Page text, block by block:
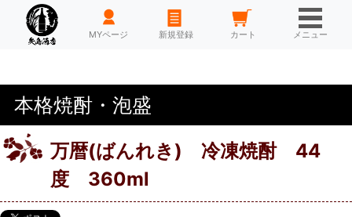
HOME MYページ 新規登録 カート メニュー
本格焼酎・泡盛
万暦(ばんれき) 冷凍焼酎 44
度 360ml